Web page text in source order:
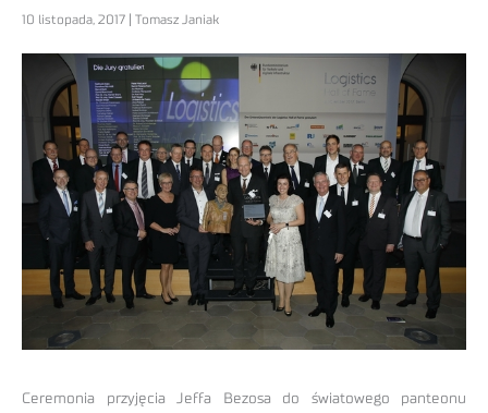
10 listopada, 2017 | Tomasz Janiak
Ceremonia przyjęcia Jeffa Bezosa do światowego panteonu